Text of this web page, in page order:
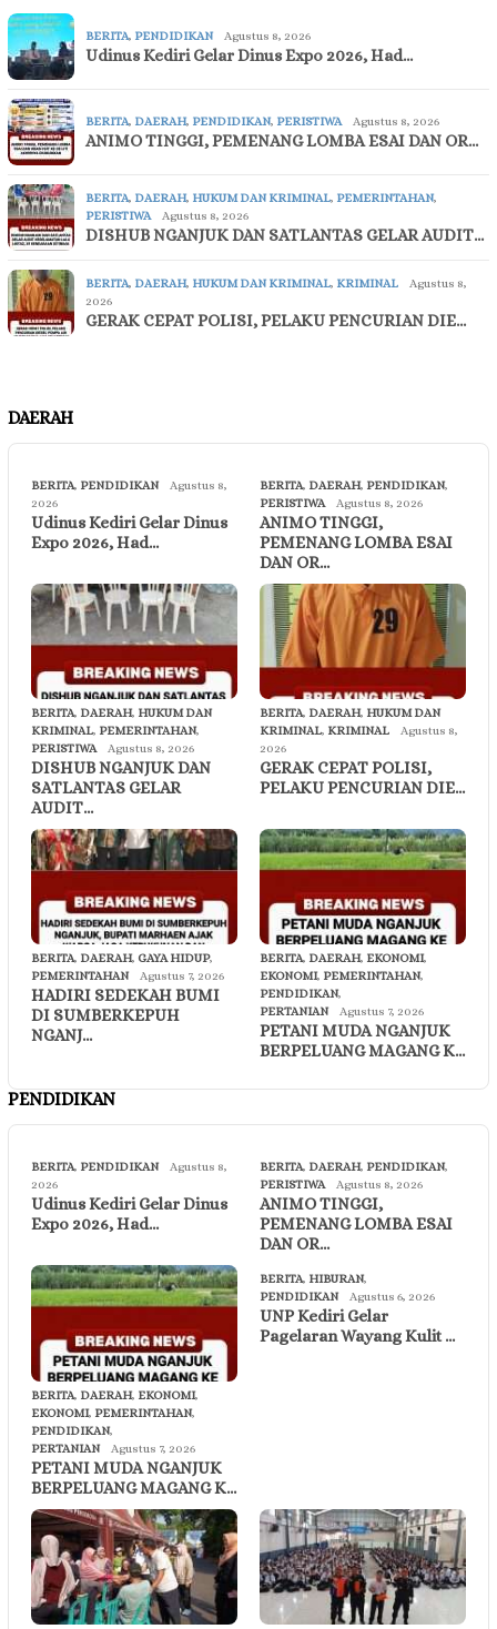
BERITA, PENDIDIKAN Agustus 8, 2026
Udinus Kediri Gelar Dinus Expo 2026, Had…
BERITA, DAERAH, PENDIDIKAN, PERISTIWA Agustus 8, 2026
ANIMO TINGGI, PEMENANG LOMBA ESAI DAN OR…
BERITA, DAERAH, HUKUM DAN KRIMINAL, PEMERINTAHAN,
PERISTIWA
Agustus 8, 2026
DISHUB NGANJUK DAN SATLANTAS GELAR AUDIT…
BERITA, DAERAH, HUKUM DAN KRIMINAL, KRIMINAL
Agustus 8,
2026
GERAK CEPAT POLISI, PELAKU PENCURIAN DIE…
DAERAH
BERITA, PENDIDIKAN
Agustus 8,
2026
Udinus Kediri Gelar Dinus
Expo 2026, Had…
BERITA, DAERAH, PENDIDIKAN,
PERISTIWA
Agustus 8, 2026
ANIMO TINGGI,
PEMENANG LOMBA ESAI
DAN OR…
BERITA, DAERAH, HUKUM DAN
KRIMINAL, PEMERINTAHAN,
PERISTIWA
Agustus 8, 2026
DISHUB NGANJUK DAN
SATLANTAS GELAR
AUDIT…
BERITA, DAERAH, HUKUM DAN
KRIMINAL, KRIMINAL
Agustus 8,
2026
GERAK CEPAT POLISI,
PELAKU PENCURIAN DIE…
BERITA, DAERAH, GAYA HIDUP,
PEMERINTAHAN
Agustus 7, 2026
HADIRI SEDEKAH BUMI
DI SUMBERKEPUH
NGANJ…
BERITA, DAERAH, EKONOMI,
EKONOMI, PEMERINTAHAN,
PENDIDIKAN,
PERTANIAN
Agustus 7, 2026
PETANI MUDA NGANJUK
BERPELUANG MAGANG K…
PENDIDIKAN
BERITA, PENDIDIKAN
Agustus 8,
2026
Udinus Kediri Gelar Dinus
Expo 2026, Had…
BERITA, DAERAH, PENDIDIKAN,
PERISTIWA
Agustus 8, 2026
ANIMO TINGGI,
PEMENANG LOMBA ESAI
DAN OR…
BERITA, DAERAH, EKONOMI,
EKONOMI, PEMERINTAHAN,
PENDIDIKAN,
PERTANIAN
Agustus 7, 2026
PETANI MUDA NGANJUK
BERPELUANG MAGANG K…
BERITA, HIBURAN,
PENDIDIKAN
Agustus 6, 2026
UNP Kediri Gelar
Pagelaran Wayang Kulit …